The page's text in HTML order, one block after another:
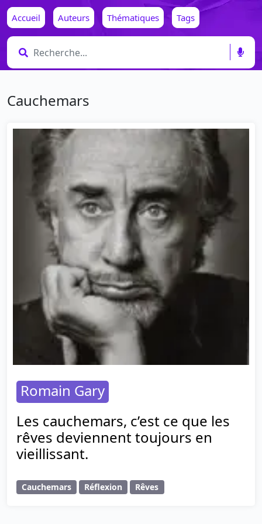
Accueil Auteurs Thématiques Tags
Cauchemars
Romain Gary
Les cauchemars, c’est ce que les
rêves deviennent toujours en
vieillissant.
Cauchemars Réflexion Rêves